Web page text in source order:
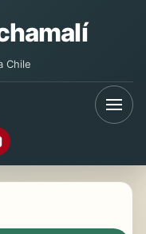
Chile